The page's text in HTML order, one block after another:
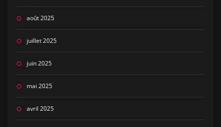
août 2025
juillet 2025
juin 2025
mai 2025
avril 2025